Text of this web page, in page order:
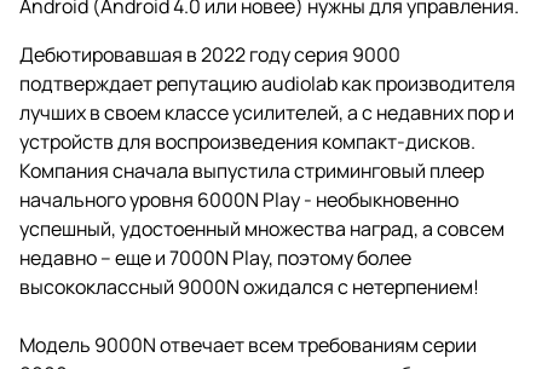
Android (Android 4.0 или новее) нужны для управления.
Дебютировавшая в 2022 году серия 9000
подтверждает репутацию audiolab как производителя
лучших в своем классе усилителей, а с недавних пор и
устройств для воспроизведения компакт-дисков.
Компания сначала выпустила стриминговый плеер
начального уровня 6000N Play - необыкновенно
успешный, удостоенный множества наград, а совсем
недавно – еще и 7000N Play, поэтому более
высококлассный 9000N ожидался с нетерпением!
Модель 9000N отвечает всем требованиям серии